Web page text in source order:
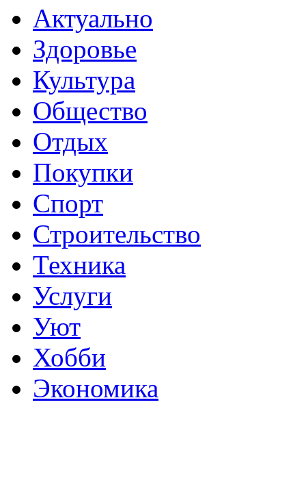
Актуально
Здоровье
Культура
Общество
Отдых
Покупки
Спорт
Строительство
Техника
Услуги
Уют
Хобби
Экономика